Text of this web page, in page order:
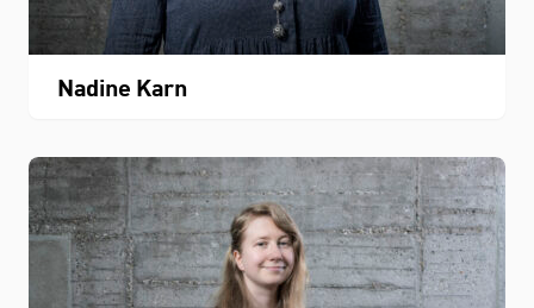
Nadine Karn